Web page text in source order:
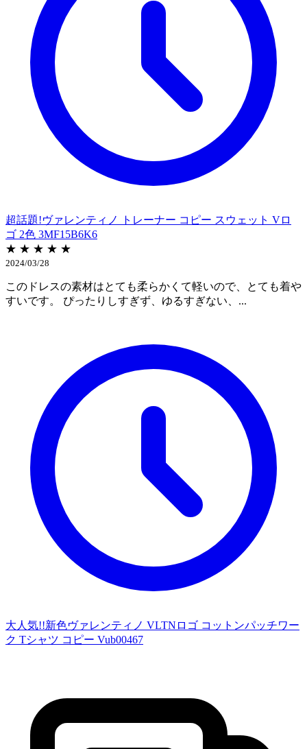
超話題!ヴァレンティノ トレーナー コピー スウェット Vロ
ゴ 2色 3MF15B6K6
★ ★ ★ ★ ★
2024/03/28
このドレスの素材はとても柔らかくて軽いので、とても着や
すいです。 ぴったりしすぎず、ゆるすぎない、...
大人気!!新色ヴァレンティノ VLTNロゴ コットンパッチワー
ク Tシャツ コピー Vub00467